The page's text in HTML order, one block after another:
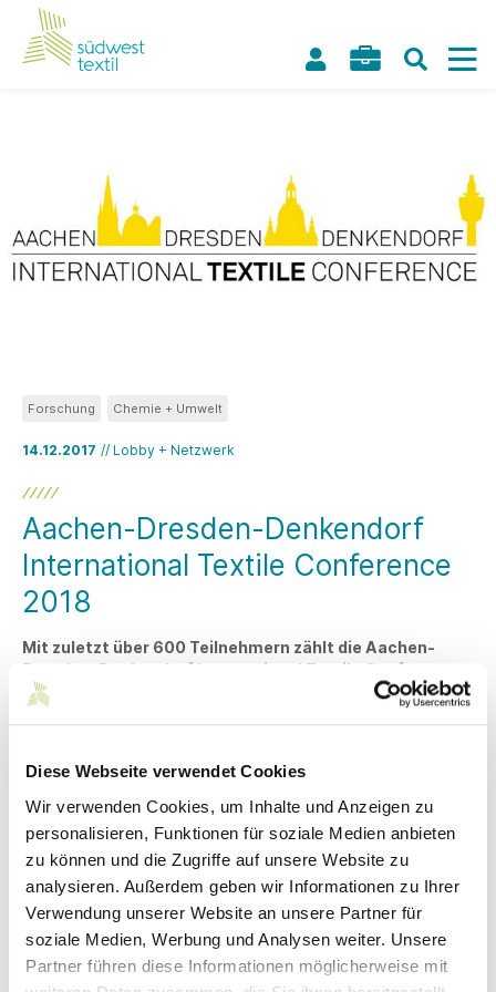
Diese Webseite verwendet Cookies
Wir verwenden Cookies, um Inhalte und Anzeigen zu
personalisieren, Funktionen für soziale Medien anbieten
zu können und die Zugriffe auf unsere Website zu
analysieren. Außerdem geben wir Informationen zu Ihrer
Verwendung unserer Website an unsere Partner für
soziale Medien, Werbung und Analysen weiter. Unsere
Partner führen diese Informationen möglicherweise mit
14.12.2017 // Lobby + Netzwerk
Forschung Chemie + Umwelt
Aachen-Dresden-Denkendorf
International Textile Conference
2018
Mit zuletzt über 600 Teilnehmern zählt die Aachen-
Dresden-Denkendorf International Textile Conference
zu den wichtigsten Textiltagungen in Europa. Seit 2016
Textile Conference findet im jährlichen Wechsel an
einem der drei Standorte statt. 2018 findet die
Konferenz vom 29. bis 30 November in Aachen statt.
Die Konferenz richtet sich an Fachleute aus den Bereichen
*Textilchemie, Veredlung & Funktionalisierung
*Synthesefasern,